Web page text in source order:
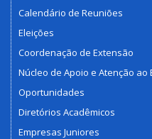
Calendário de Reuniões
Eleições
Coordenação de Extensão
Núcleo de Apoio e Atenção ao
Oportunidades
Diretórios Acadêmicos
Empresas Juniores